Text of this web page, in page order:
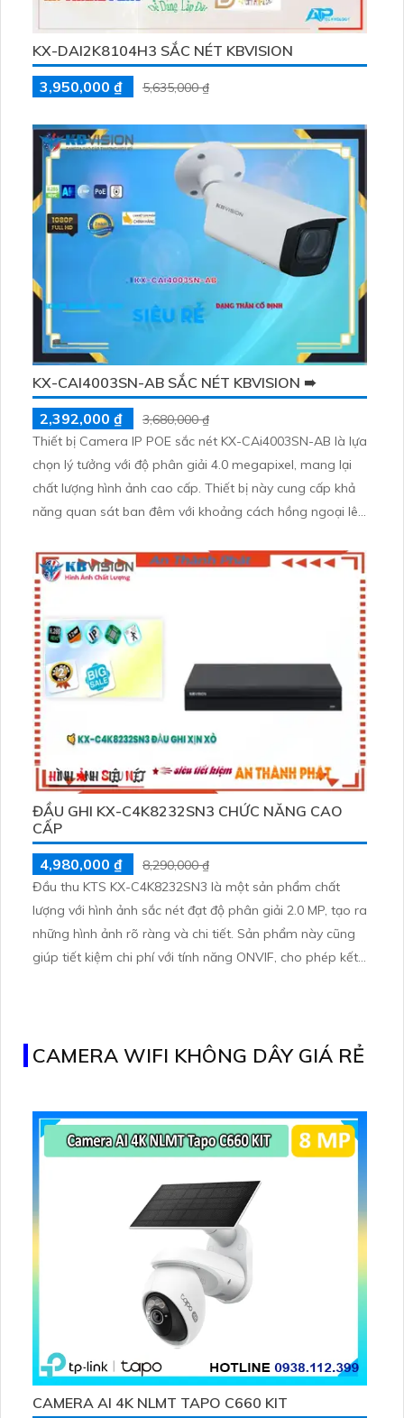
KX-DAI2K8104H3 SẮC NÉT KBVISION
3,950,000 ₫
5,635,000 ₫
KX-CAI4003SN-AB SẮC NÉT KBVISION ➠
2,392,000 ₫
3,680,000 ₫
Thiết bị Camera IP POE sắc nét KX-CAi4003SN-AB là lựa
chọn lý tưởng với độ phân giải 4.0 megapixel, mang lại
chất lượng hình ảnh cao cấp. Thiết bị này cung cấp khả
năng quan sát ban đêm với khoảng cách hồng ngoại lên
POE, camera không bị suy giảm chất lượng, đồng thời
được trang bị tính năng Smart IR hồng ngoại thông minh
ĐẦU GHI KX-C4K8232SN3 CHỨC NĂNG CAO
CẤP
4,980,000 ₫
8,290,000 ₫
Đầu thu KTS KX-C4K8232SN3 là một sản phẩm chất
lượng với hình ảnh sắc nét đạt độ phân giải 2.0 MP, tạo ra
những hình ảnh rõ ràng và chi tiết. Sản phẩm này cũng
giúp tiết kiệm chi phí với tính năng ONVIF, cho phép kết
CAMERA WIFI KHÔNG DÂY GIÁ RẺ
CAMERA AI 4K NLMT TAPO C660 KIT